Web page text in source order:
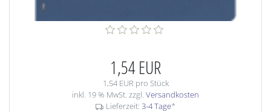
1,54 EUR
1,54 EUR pro Stück
inkl. 19 % MwSt. zzgl. Versandkosten
Lieferzeit: 3-4 Tage*